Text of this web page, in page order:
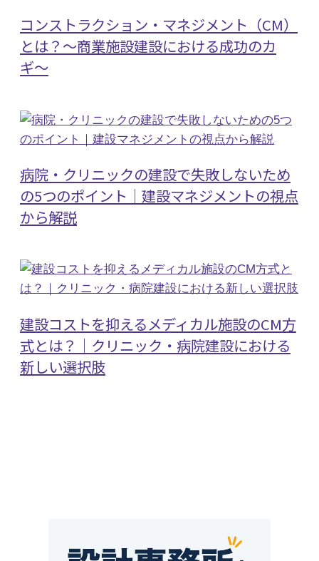
コンストラクション・マネジメント（CM）
とは？〜商業施設建設における成功のカ
ギ〜
病院・クリニックの建設で失敗しないため
の5つのポイント｜建設マネジメントの視点
から解説
建設コストを抑えるメディカル施設のCM方
式とは？｜クリニック・病院建設における
新しい選択肢